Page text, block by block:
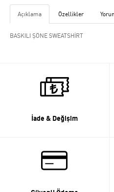
Açıklama Özellikler
BASKILI ŞÖNE SWEATSHİRT
İade & Değişim